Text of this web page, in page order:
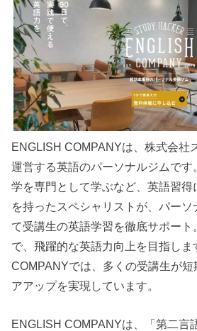
ENGLISH COMPANYは、株式会社
運営する英語のパーソナルジムで
学を専門として学ぶなど、英語習得
を持ったスペシャリストが、パーソ
て受講生の英語学習を徹底サポート
で、飛躍的な英語力向上を目指し
COMPANYでは、多くの受講生が短
アアップを実現しています。
ENGLISH COMPANYは、「第二言